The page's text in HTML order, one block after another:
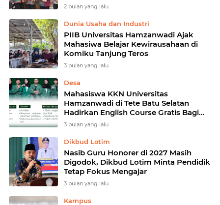
Mendikdasmen ‎
2 bulan yang lalu
Dunia Usaha dan Industri
PIIB Universitas Hamzanwadi Ajak
Mahasiwa Belajar Kewirausahaan di
Komiku Tanjung Teros
3 bulan yang lalu
Desa
Mahasiswa KKN Universitas
Hamzanwadi di Tete Batu Selatan
Hadirkan English Course Gratis Bagi
Pelajar
3 bulan yang lalu
Dikbud Lotim
Nasib Guru Honorer di 2027 Masih
Digodok, Dikbud Lotim Minta Pendidik
Tetap Fokus Mengajar ‎
3 bulan yang lalu
Kampus